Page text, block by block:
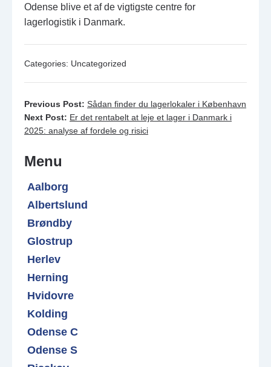
Odense blive et af de vigtigste centre for
lagerlogistik i Danmark.
Categories: Uncategorized
Previous Post: Sådan finder du lagerlokaler i København
Next Post: Er det rentabelt at leje et lager i Danmark i
2025: analyse af fordele og risici
Menu
Aalborg
Albertslund
Brøndby
Glostrup
Herlev
Herning
Hvidovre
Kolding
Odense C
Odense S